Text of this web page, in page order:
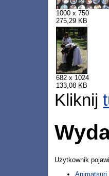
1000 x 750
275,29 KB
682 x 1024
133,08 KB
Kliknij
Użytkownik
Animatsuri